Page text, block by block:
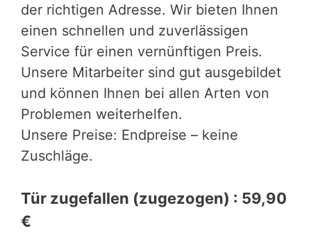
Barsinghausen Stadt?
Wenn Sie in Barsinghausen Stadt oder
Region leben und einen Schlüsseldienst
in Ihrer Nähe suchen, sind Sie bei uns an
der richtigen Adresse. Wir bieten Ihnen
einen schnellen und zuverlässigen
Service für einen vernünftigen Preis.
und können Ihnen bei allen Arten von
Problemen weiterhelfen.